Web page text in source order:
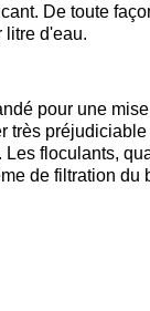
De toute
litre d'eau.
pour une
très
floculants,
de filtration du